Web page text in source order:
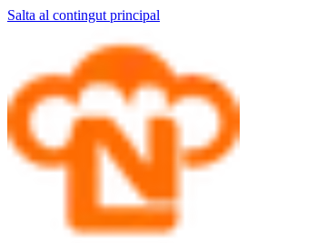
Salta al contingut principal